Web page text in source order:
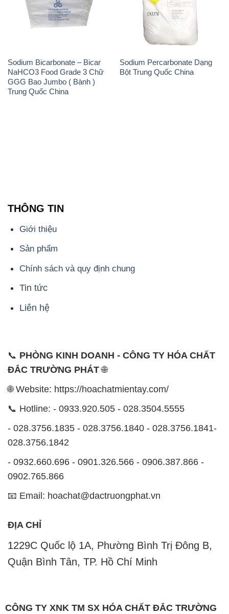
Sodium Bicarbonate – Bicar
NaHCO3 Food Grade 3 Chữ
GGG Bao Jumbo ( Bành )
Trung Quốc China
Sodium Percarbonate Dạng
Bột Trung Quốc China
THÔNG TIN
Giới thiệu
Sản phẩm
Chính sách và quy định chung
Tin tức
Liên hệ
📞 PHÒNG KINH DOANH - CÔNG TY HÓA CHẤT
ĐẮC TRƯỜNG PHÁT🌐
🌐 Website: https://hoachatmientay.com/
📞 Hotline: - 0933.920.505 - 028.3504.5555
- 028.3756.1835 - 028.3756.1840 - 028.3756.1841-
028.3756.1842
- 0932.660.696 - 0901.326.566 - 0906.387.866 -
0902.765.866
📧 Email: hoachat@dactruongphat.vn
ĐỊA CHỈ
1229C Quốc lộ 1A, Phường Bình Trị Đông B,
Quận Bình Tân, TP. Hồ Chí Minh
CÔNG TY XNK TM SX HÓA CHẤT ĐẮC TRƯỜNG